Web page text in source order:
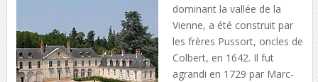
dominant la vallée de la
Vienne, a été construit par
les frères Pussort, oncles de
Colbert, en 1642. Il fut
agrandi en 1729 par Marc-